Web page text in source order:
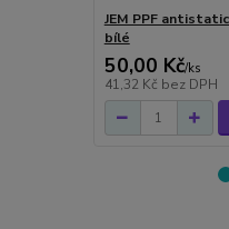
JEM PPF
bílé
50,00 Kč/ks
41,32 Kč bez DPH